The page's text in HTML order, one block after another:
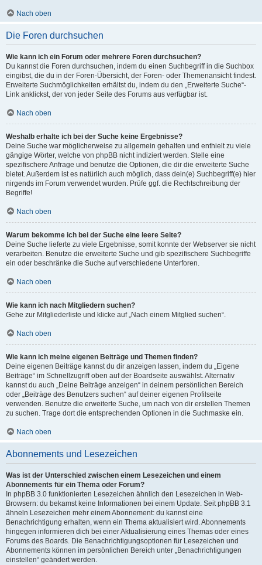
Nach oben
Die Foren durchsuchen
Wie kann ich ein Forum oder mehrere Foren durchsuchen?
Du kannst die Foren durchsuchen, indem du einen Suchbegriff in die Suchbox
eingibst, die du in der Foren-Übersicht, der Foren- oder Themenansicht findest.
Erweiterte Suchmöglichkeiten erhältst du, indem du den „Erweiterte Suche“-
Link anklickst, der von jeder Seite des Forums aus verfügbar ist.
Nach oben
Weshalb erhalte ich bei der Suche keine Ergebnisse?
Deine Suche war möglicherweise zu allgemein gehalten und enthielt zu viele
gängige Wörter, welche von phpBB nicht indiziert werden. Stelle eine
spezifischere Anfrage und benutze die Optionen, die dir die erweiterte Suche
bietet. Außerdem ist es natürlich auch möglich, dass dein(e) Suchbegriff(e) hier
nirgends im Forum verwendet wurden. Prüfe ggf. die Rechtschreibung der
Begriffe!
Nach oben
Warum bekomme ich bei der Suche eine leere Seite?
Deine Suche lieferte zu viele Ergebnisse, somit konnte der Webserver sie nicht
verarbeiten. Benutze die erweiterte Suche und gib spezifischere Suchbegriffe
ein oder beschränke die Suche auf verschiedene Unterforen.
Nach oben
Wie kann ich nach Mitgliedern suchen?
Gehe zur Mitgliederliste und klicke auf „Nach einem Mitglied suchen“.
Nach oben
Wie kann ich meine eigenen Beiträge und Themen finden?
Deine eigenen Beiträge kannst du dir anzeigen lassen, indem du „Eigene
Beiträge“ im Schnellzugriff oben auf der Boardseite auswählst. Alternativ
kannst du auch „Deine Beiträge anzeigen“ in deinem persönlichen Bereich
oder „Beiträge des Benutzers suchen“ auf deiner eigenen Profilseite
verwenden. Benutze die erweiterte Suche, um nach von dir erstellen Themen
zu suchen. Trage dort die entsprechenden Optionen in die Suchmaske ein.
Nach oben
Abonnements und Lesezeichen
Was ist der Unterschied zwischen einem Lesezeichen und einem
Abonnements für ein Thema oder Forum?
In phpBB 3.0 funktionierten Lesezeichen ähnlich den Lesezeichen in Web-
Browsern: du bekamst keine Informationen bei einem Update. Seit phpBB 3.1
ähneln Lesezeichen mehr einem Abonnement: du kannst eine
Benachrichtigung erhalten, wenn ein Thema aktualisiert wird. Abonnements
hingegen informieren dich bei einer Aktualisierung eines Themas oder eines
Forums des Boards. Die Benachrichtigungsoptionen für Lesezeichen und
Abonnements können im persönlichen Bereich unter „Benachrichtigungen
einstellen“ geändert werden.